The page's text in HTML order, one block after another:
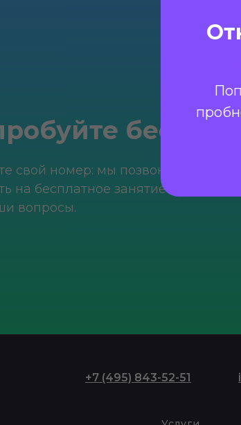
свой номер: мы позвоним, чтобы
на бесплатное занятие и ответить
вопросы.
+7 (495) 843-52-51